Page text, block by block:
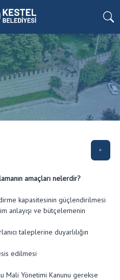
amaçları nelerdir?
kapasitesinin güçlendirilmesi
anlayışı ve bütçelemenin
taleplerine duyarlılığın
edilmesi
Mali Yönetimi Kanunu gerekse